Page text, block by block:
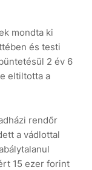
mondta ki
és testi
2 év 6
eltiltotta a
rendőr
a vádlottal
15 ezer forint